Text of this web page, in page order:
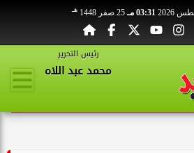
03:31 مـ 25 صفر 1448 هـ
رئيس التحرير
محمد عبد اللاه